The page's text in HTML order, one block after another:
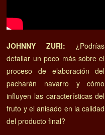
JOHNNY ZURI: ¿Podrías
detallar un poco más sobre el
proceso de elaboración del
pacharán navarro y cómo
influyen las características del
fruto y el anisado en la calidad
del producto final?